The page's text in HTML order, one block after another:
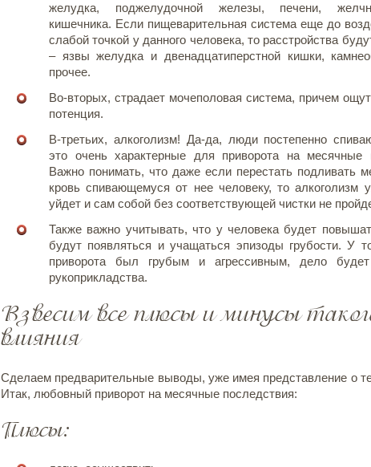
желудка, поджелудочной железы, печени,
кишечника. Если пищеварительная система еще до
слабой точкой у данного человека, то расстройства
– язвы желудка и двенадцатиперстной кишки,
прочее.
Во-вторых, страдает мочеполовая система, причем
потенция.
В-третьих, алкоголизм! Да-да, люди постепенно
это очень характерные для приворота на месячные
Важно понимать, что даже если перестать подливать
кровь спивающемуся от нее человеку, то алкоголизм
уйдет и сам собой без соответствующей чистки не
Также важно учитывать, что у человека будет
будут появляться и учащаться эпизоды грубости. У
приворота был грубым и агрессивным, дело
рукоприкладства.
Взвесим все плюсы и минусы
влияния
Сделаем предварительные выводы, уже имея представление о
Итак, любовный приворот на месячные последствия:
Плюсы: